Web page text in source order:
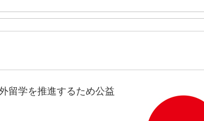
留学を推進するため公益